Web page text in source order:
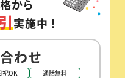
から
実施中！
わせ
祝OK 通話無料